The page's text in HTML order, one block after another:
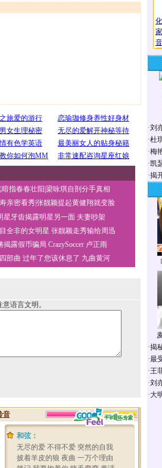
暗指春春壮阳 梁咏琪自剖分手真相
亲密看秀张靓颖提起黄健翔就变脸
星牙齿揭露明星另一面 夫妻吵架
全非的女明星 张靓颖走秀输给周迅
揭露假币骗局 CrazySoccer 卢正雨
部曲 过年了您该休息了 九曲黄河
语言文明。
·刘
·杜
·梅
·凯
·揭
·揭
·最
·王
·刘
·大